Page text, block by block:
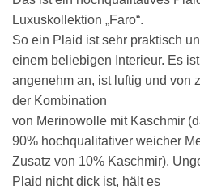
Luxuskollektion „Faro“.
So ein Plaid ist sehr praktisch
einem beliebigen Interieur. Es
angenehm an, ist luftig und von
der Kombination
von Merinowolle mit Kaschmir
90% hochqualitativer weicher
Zusatz von 10% Kaschmir).
Plaid nicht dick ist, hält es